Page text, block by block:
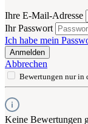
Ihre E-Mail-Adresse
Ihr Passwort
Ich habe mein
Anmelden
Abbrechen
Bewertungen nur in
Keine Bewertungen